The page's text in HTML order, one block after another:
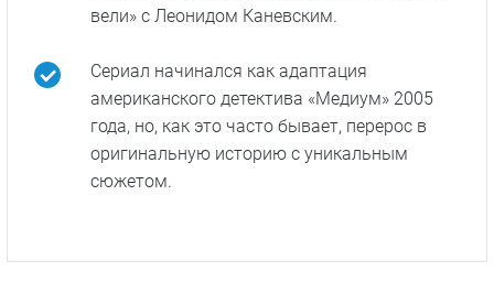
вели» с Леонидом Каневским.
Сериал начинался как адаптация
американского детектива «Медиум» 2005
года, но, как это часто бывает, перерос в
оригинальную историю с уникальным
сюжетом.